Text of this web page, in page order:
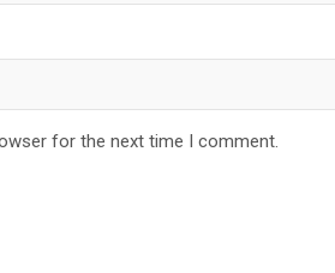
for the next time I comment.